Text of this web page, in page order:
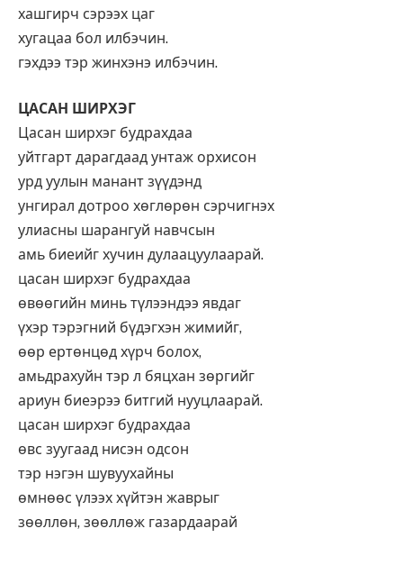
хашгирч сэрээх цаг
хугацаа бол илбэчин.
гэхдээ тэр жинхэнэ илбэчин.
ЦАСАН ШИРХЭГ
Цасан ширхэг будрахдаа
уйтгарт дарагдаад унтаж орхисон
урд уулын манант зүүдэнд
унгирал дотроо хөглөрөн сэрчигнэх
улиасны шарангуй навчсын
амь биеийг хучин дулаацуулаарай.
цасан ширхэг будрахдаа
өвөөгийн минь түлээндээ явдаг
үхэр тэрэгний бүдэгхэн жимийг,
өөр ертөнцөд хүрч болох,
амьдрахуйн тэр л бяцхан зөргийг
ариун биеэрээ битгий нууцлаарай.
цасан ширхэг будрахдаа
өвс зуугаад нисэн одсон
тэр нэгэн шувуухайны
өмнөөс үлээх хүйтэн жаврыг
зөөллөн, зөөллөж газардаарай